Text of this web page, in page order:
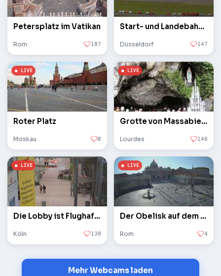
Petersplatz im Vatikan
Rom 187
Start- und Landebahn des Flughafens
Düsseldorf 147
Roter Platz
Moskau 0
Grotte von Massabielle
Lourdes 146
Die Lobby ist Flughafen Köln / Bonn
Köln 138
Der Obelisk auf dem Petersplatz im Vatikan
Rom 4
Mehr Webcams laden